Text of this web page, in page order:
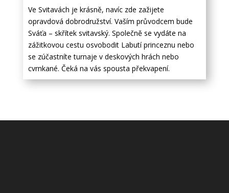
Ve Svitavách je krásně, navíc zde zažijete
opravdová dobrodružství. Vaším průvodcem bude
Sváťa – skřítek svitavský. Společně se vydáte na
zážitkovou cestu osvobodit Labutí princeznu nebo
se zúčastníte turnaje v deskových hrách nebo
cvrnkané. Čeká na vás spousta překvapení.